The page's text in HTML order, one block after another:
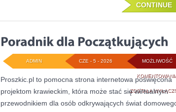
CONTINUE
MOŻLIWOŚĆ
ZOSTAŁA
CZE - 5 - 2026
ADMIN
Proszkic.pl to pomocna strona internetowa poświęcona
projektom krawieckim, która może stać się wirtualnym
przewodnikiem dla osób odkrywających świat